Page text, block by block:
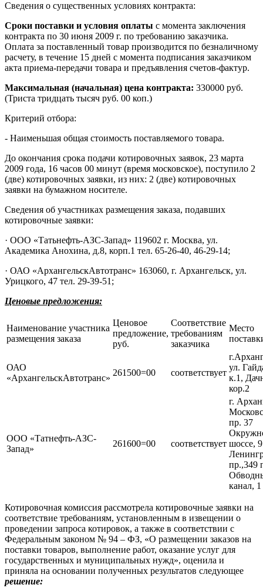
Сведения о существенных условиях контракта:
Сроки поставки и условия оплаты с момента заключения
контракта по 30 июня 2009 г. по требованию заказчика.
Оплата за поставленный товар производится по безналичному
расчету, в течение 15 дней с момента подписания заказчиком
акта приема-передачи товара и предъявления счетов-фактур.
Максимальная (начальная) цена контракта: 330000 руб.
(Триста тридцать тысяч руб. 00 коп.)
Критерий отбора:
- Наименьшая общая стоимость поставляемого товара.
До окончания срока подачи котировочных заявок, 23 марта
2009 года, 16 часов 00 минут (время московское), поступило 2
(две) котировочных заявки, из них: 2 (две) котировочных
заявки на бумажном носителе.
Сведения об участниках размещения заказа, подавших
котировочные заявки:
· ООО «Татьнефть-АЗС-Запад» 119602 г. Москва, ул.
Академика Анохина, д.8, корп.1 тел. 65-26-40, 46-29-14;
· ОАО «АрхангельскАвтотранс» 163060, г. Архангельск, ул.
Урицкого, 47 тел. 29-39-51;
Ценовые предложения:
Наименование участника
размещения заказа
Ценовое
предложение,
руб.
Соответствие
требованиям
заказчика
Место
ОАО
«АрхангельскАвтотранс»
261500=00 соответствует
ул.
к.1,
кор.2
ООО «Татнефть-АЗС-
Запад»
261600=00 соответствует
г.
пр. 37
шоссе, 9
пр.,349
канал, 1
Котировочная комиссия рассмотрела котировочные заявки на
соответствие требованиям, установленным в извещении о
проведении запроса котировок, а также в соответствии с
Федеральным законом № 94 – ФЗ, «О размещении заказов на
поставки товаров, выполнение работ, оказание услуг для
государственных и муниципальных нужд», оценила и
приняла на основании полученных результатов следующее
решение: